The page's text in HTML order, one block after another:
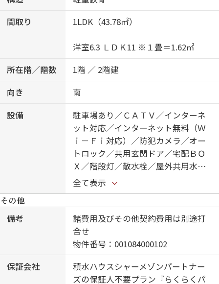
間取り
1LDK（43.78㎡）
洋室6.3 ＬＤＫ11 ※１畳＝1.62㎡
所在階／階数
1階 ／ 2階建
向き
南
設備
駐車場あり／ＣＡＴＶ／インターネ
ット対応／インターネット無料（Ｗ
ｉ－Ｆｉ対応）／防犯カメラ／オー
トロック／共用玄関ドア／宅配ＢＯ
Ｘ／階段灯／散水栓／屋外共用水栓
／ゴミ集積場（敷地内）／駐輪場
（屋根付き）／高遮音床システム
「ＳＨＡＩＤＤ５５」／消火器／植
栽／ＬＧＢＴＱフレンドリー／高齢
者対応可／ＩＯＴ対応／コミュニケ
ーションキッチン／長期優良住宅／
太陽光発電／ＺＥＨ（ﾈｯﾄ･ｾﾞﾛ･ｴﾈﾙｷﾞ
ｰ･ﾊｳｽ）／カラーモニタ付ドアホン／
浄水器付／ガス漏れ警報機／３口ガ
全て表示
その他
備考
諸費用及びその他契約費用は別途打
合せ
物件番号：001084000102
保証会社
積水ハウスシャーメゾンパートナー
ズの保証人不要プラン『らくらくパ